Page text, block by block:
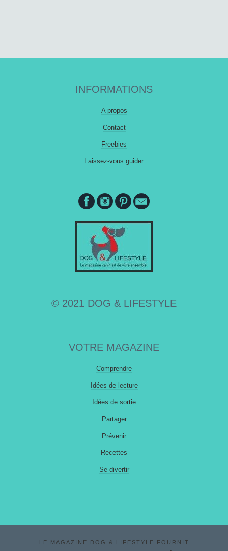
INFORMATIONS
A propos
Contact
Freebies
Laissez-vous guider
© 2021 DOG & LIFESTYLE
VOTRE MAGAZINE
Comprendre
Idées de lecture
Idées de sortie
Partager
Prévenir
Recettes
Se divertir
LE MAGAZINE DOG & LIFESTYLE FOURNIT